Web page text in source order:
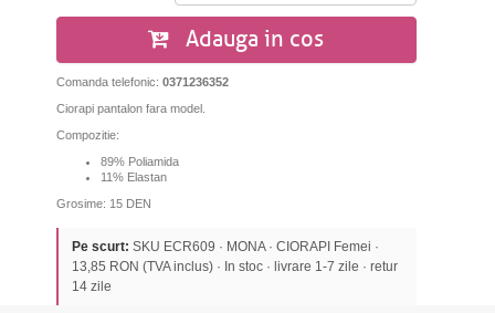
Adauga in cos
Comanda telefonic: 0371236352
Ciorapi pantalon fara model.
Compozitie:
89% Poliamida
11% Elastan
Grosime: 15 DEN
Pe scurt: SKU ECR609 · MONA · CIORAPI Femei ·
13,85 RON (TVA inclus) · In stoc · livrare 1-7 zile · retur
14 zile